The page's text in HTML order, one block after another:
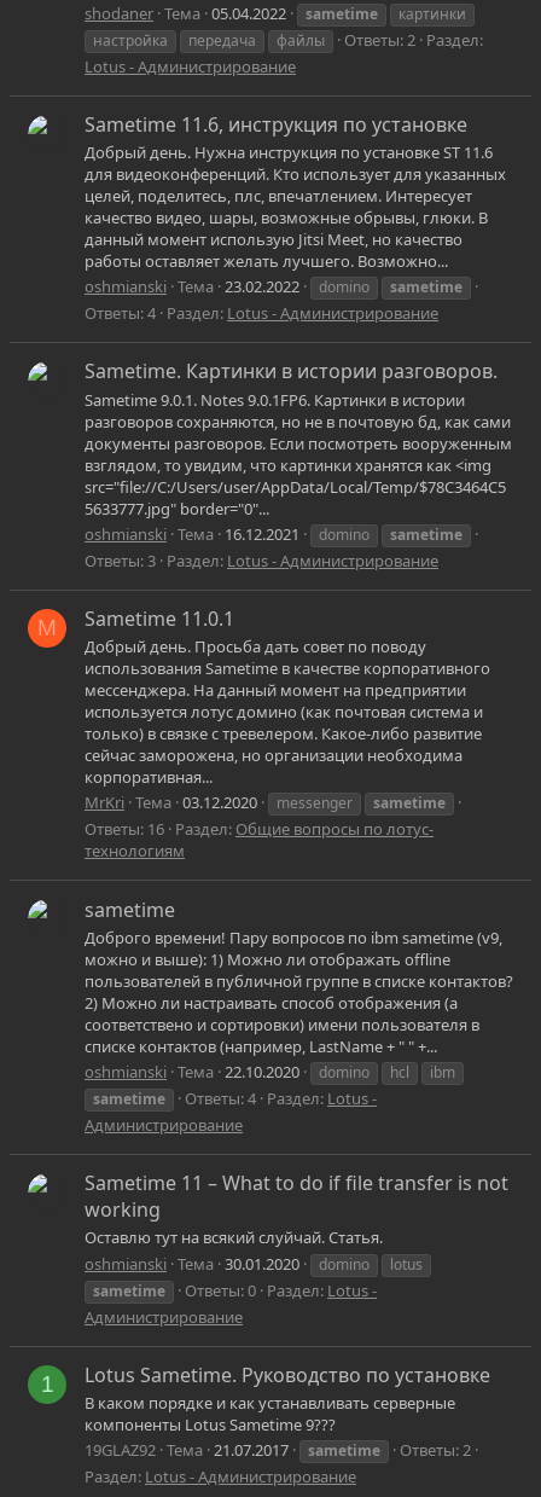
shodaner Тема 05.04.2022 sametime
картинки
настройка
передача файлы Ответы: 2 Раздел:
Lotus - Администрирование
Sametime 11.6, инструкция по установке
Добрый день. Нужна инструкция по установке ST 11.6
для видеоконференций. Кто использует для указанных
целей, поделитесь, плс, впечатлением. Интересует
качество видео, шары, возможные обрывы, глюки. В
данный момент использую Jitsi Meet, но качество
работы оставляет желать лучшего. Возможно...
oshmianski Тема 23.02.2022 domino sametime
Ответы: 4 Раздел: Lotus - Администрирование
Sametime. Картинки в истории разговоров.
Sametime 9.0.1. Notes 9.0.1FP6. Картинки в истории
разговоров сохраняются, но не в почтовую бд, как сами
документы разговоров. Если посмотреть вооруженным
взглядом, то увидим, что картинки хранятся как <img
src="file://C:/Users/user/AppData/Local/Temp/$78C3464C5
5633777.jpg" border="0"...
oshmianski Тема 16.12.2021 domino sametime
Ответы: 3 Раздел: Lotus - Администрирование
M Sametime 11.0.1
Добрый день. Просьба дать совет по поводу
использования Sametime в качестве корпоративного
мессенджера. На данный момент на предприятии
используется лотус домино (как почтовая система и
только) в связке с тревелером. Какое-либо развитие
сейчас заморожена, но организации необходима
корпоративная...
MrKri Тема 03.12.2020 messenger sametime
Ответы: 16 Раздел: Общие вопросы по лотус-
технологиям
sametime
Доброго времени! Пару вопросов по ibm sametime (v9,
можно и выше): 1) Можно ли отображать offline
пользователей в публичной группе в списке контактов?
2) Можно ли настраивать способ отображения (а
соответствено и сортировки) имени пользователя в
списке контактов (например, LastName + " " +...
oshmianski Тема 22.10.2020 domino hcl
ibm
sametime
Ответы: 4 Раздел: Lotus -
Администрирование
Sametime 11 – What to do if file transfer is not
working
Оставлю тут на всякий слуйчай. Статья.
oshmianski Тема 30.01.2020 domino
lotus
sametime
Ответы: 0 Раздел: Lotus -
Администрирование
1 Lotus Sametime. Руководство по установке
В каком порядке и как устанавливать серверные
компоненты Lotus Sametime 9???
19GLAZ92 Тема 21.07.2017 sametime
Ответы: 2
Раздел: Lotus - Администрирование